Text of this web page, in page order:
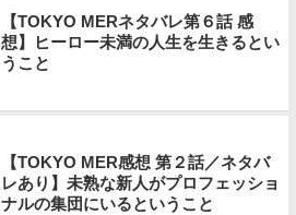
【TOKYO MERネタバレ第６話 感
想】ヒーロー未満の人生を生きるとい
うこと
【TOKYO MER感想 第２話／ネタバ
レあり】未熟な新人がプロフェッショ
ナルの集団にいるということ